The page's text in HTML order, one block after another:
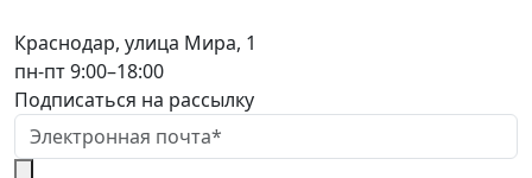
Краснодар, улица Мира, 1
пн-пт 9:00–18:00
Подписаться на рассылку